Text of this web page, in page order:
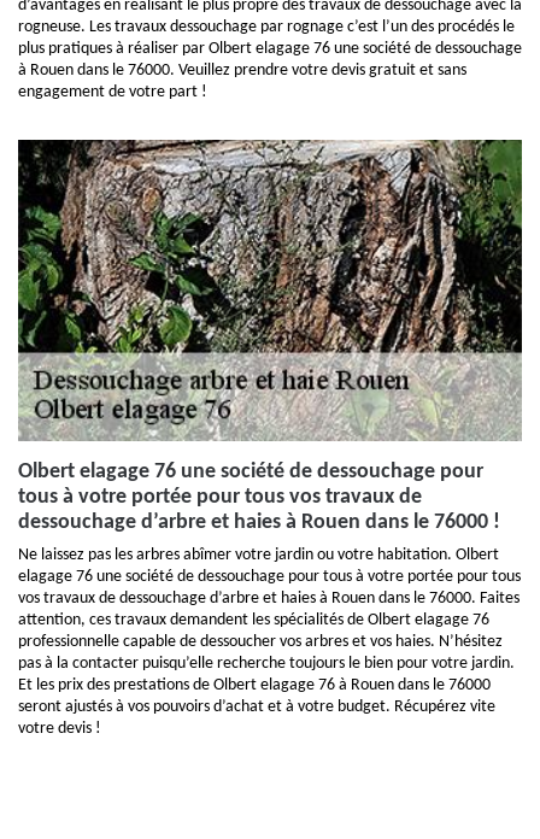
d’avantages en réalisant le plus propre des travaux de dessouchage avec la
rogneuse. Les travaux dessouchage par rognage c’est l’un des procédés le
plus pratiques à réaliser par Olbert elagage 76 une société de dessouchage
à Rouen dans le 76000. Veuillez prendre votre devis gratuit et sans
engagement de votre part !
Olbert elagage 76 une société de dessouchage pour
tous à votre portée pour tous vos travaux de
dessouchage d’arbre et haies à Rouen dans le 76000 !
Ne laissez pas les arbres abîmer votre jardin ou votre habitation. Olbert
elagage 76 une société de dessouchage pour tous à votre portée pour tous
vos travaux de dessouchage d’arbre et haies à Rouen dans le 76000. Faites
attention, ces travaux demandent les spécialités de Olbert elagage 76
professionnelle capable de dessoucher vos arbres et vos haies. N’hésitez
pas à la contacter puisqu’elle recherche toujours le bien pour votre jardin.
Et les prix des prestations de Olbert elagage 76 à Rouen dans le 76000
seront ajustés à vos pouvoirs d’achat et à votre budget. Récupérez vite
votre devis !